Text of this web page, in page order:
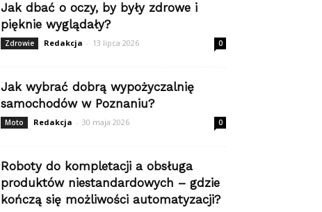
Jak dbać o oczy, by były zdrowe i
pięknie wyglądały?
Zdrowie Redakcja - 13 lipca 2026 0
Jak wybrać dobrą wypożyczalnię
samochodów w Poznaniu?
Moto Redakcja - 30 maja 2026 0
Roboty do kompletacji a obsługa
produktów niestandardowych – gdzie
kończą się możliwości automatyzacji?